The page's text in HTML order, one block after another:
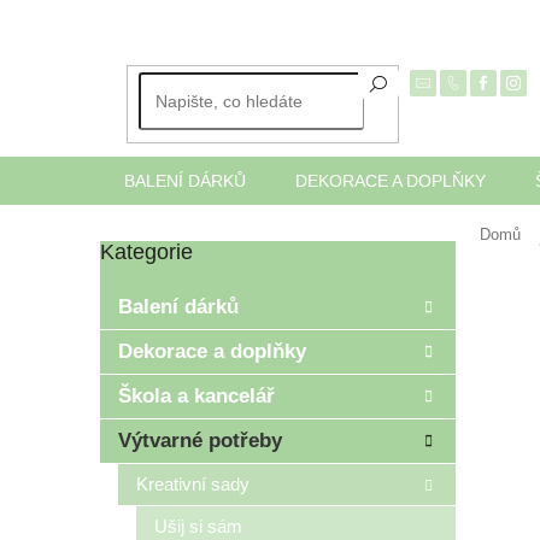
BALENÍ DÁRKŮ DEKORACE A DOPLŇKY
Domů
P
r
n
Přeskočit
Kategorie
Balení dárků
Dekorace a doplňky
Škola a kancelář
Výtvarné potřeby
Kreativní sady
Ušij si sám